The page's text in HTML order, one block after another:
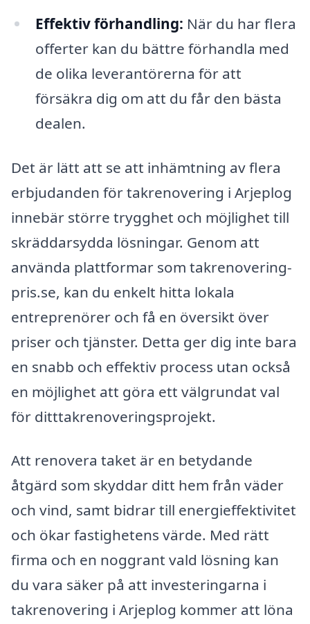
Effektiv förhandling: När du har flera
offerter kan du bättre förhandla med
de olika leverantörerna för att
försäkra dig om att du får den bästa
dealen.
Det är lätt att se att inhämtning av flera
erbjudanden för takrenovering i Arjeplog
innebär större trygghet och möjlighet till
skräddarsydda lösningar. Genom att
använda plattformar som takrenovering-
pris.se, kan du enkelt hitta lokala
entreprenörer och få en översikt över
priser och tjänster. Detta ger dig inte bara
en snabb och effektiv process utan också
en möjlighet att göra ett välgrundat val
för ditttakrenoveringsprojekt.
Att renovera taket är en betydande
åtgärd som skyddar ditt hem från väder
och vind, samt bidrar till energi­effektivitet
och ökar fastighetens värde. Med rätt
firma och en noggrant vald lösning kan
du vara säker på att investeringarna i
takrenovering i Arjeplog kommer att löna